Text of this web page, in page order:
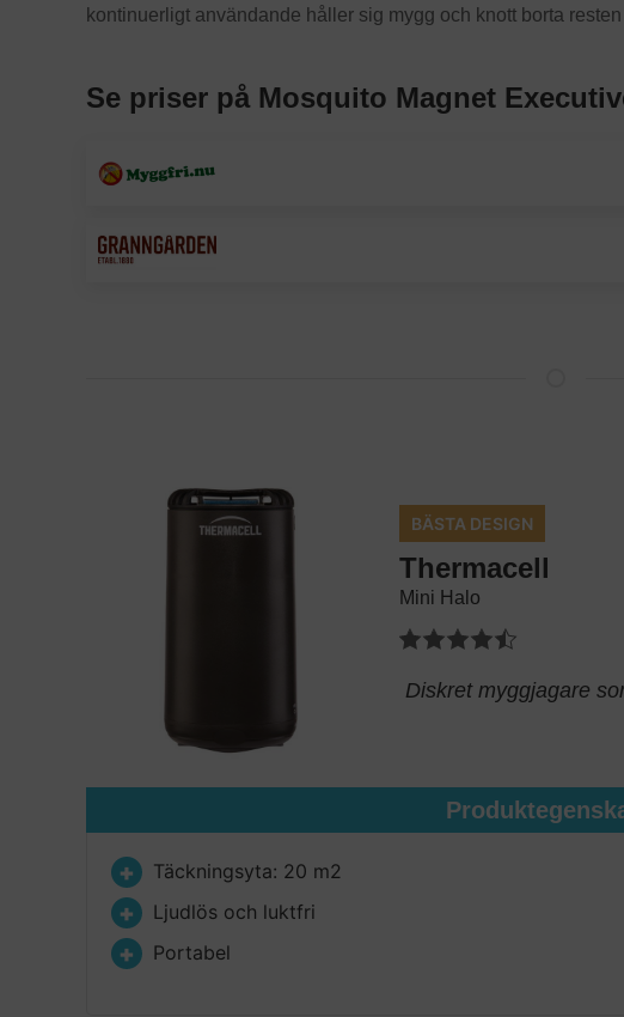
kontinuerligt användande håller sig mygg och knott borta
Se priser på Mosquito Magnet
BÄSTA DESIGN
Thermacell
Mini Halo
Diskret myggjagare
Täckningsyta: 20 m2
Ljudlös och luktfri
Portabel